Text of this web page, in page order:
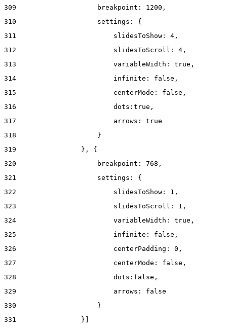
309
                    breakpoint: 1200,
310
                    settings: {
311
                        slidesToShow: 4,
312
                        slidesToScroll: 4,
313
                        variableWidth: true,
314
                        infinite: false,
315
                        centerMode: false,
316
                        dots:true,
317
                        arrows: true
318
                    }
319
                }, {
320
                    breakpoint: 768,
321
                    settings: {
322
                        slidesToShow: 1,
323
                        slidesToScroll: 1,
324
                        variableWidth: true,
325
                        infinite: false,
326
                        centerPadding: 0,
327
                        centerMode: false,
328
                        dots:false,
329
                        arrows: false
330
                    }
331
                }]